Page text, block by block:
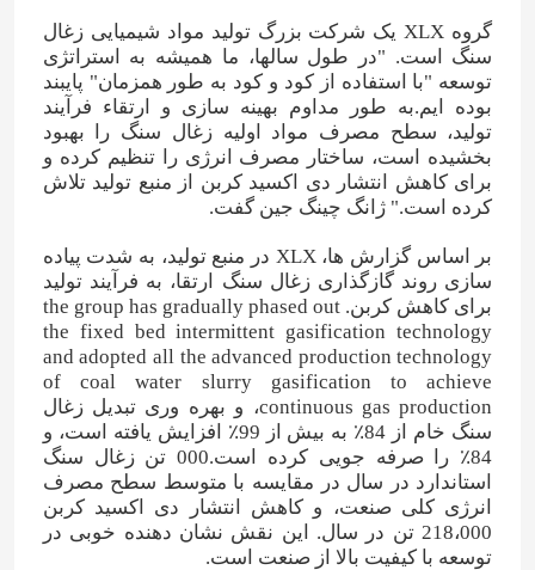
صفحه اصلی
محصولات
گروه XLX یک شرکت بزرگ تولید مواد شیمیایی زغال
سنگ است. "در طول سالها، ما همیشه به استراتژی
توسعه "با استفاده از کود و کود به طور همزمان" پایبند
بوده ایم.به طور مداوم بهینه سازی و ارتقاء فرآیند
تولید، سطح مصرف مواد اولیه زغال سنگ را بهبود
بخشیده است، ساختار مصرف انرژی را تنظیم کرده و
برای کاهش انتشار دی اکسید کربن از منبع تولید تلاش
کرده است." ژانگ چينگ جين گفت.
بر اساس گزارش ها، XLX در منبع تولید، به شدت پیاده
سازی روند گازگذاری زغال سنگ ارتقا، به فرآیند تولید
برای کاهش کربن. the group has gradually phased out
the fixed bed intermittent gasification technology
and adopted all the advanced production technology
of coal water slurry gasification to achieve
continuous gas production، و بهره وری تبدیل زغال
سنگ خام از 84٪ به بیش از 99٪ افزایش یافته است، و
84٪ را صرفه جویی کرده است.000 تن زغال سنگ
استاندارد در سال در مقایسه با متوسط سطح مصرف
انرژی کلی صنعت، و کاهش انتشار دی اکسید کربن
218،000 تن در سال. این نقش نشان دهنده خوبی در
توسعه با کیفیت بالا از صنعت است.